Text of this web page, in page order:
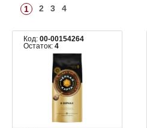
1 2 3 4
Код: 00-00154264
Остаток: 4